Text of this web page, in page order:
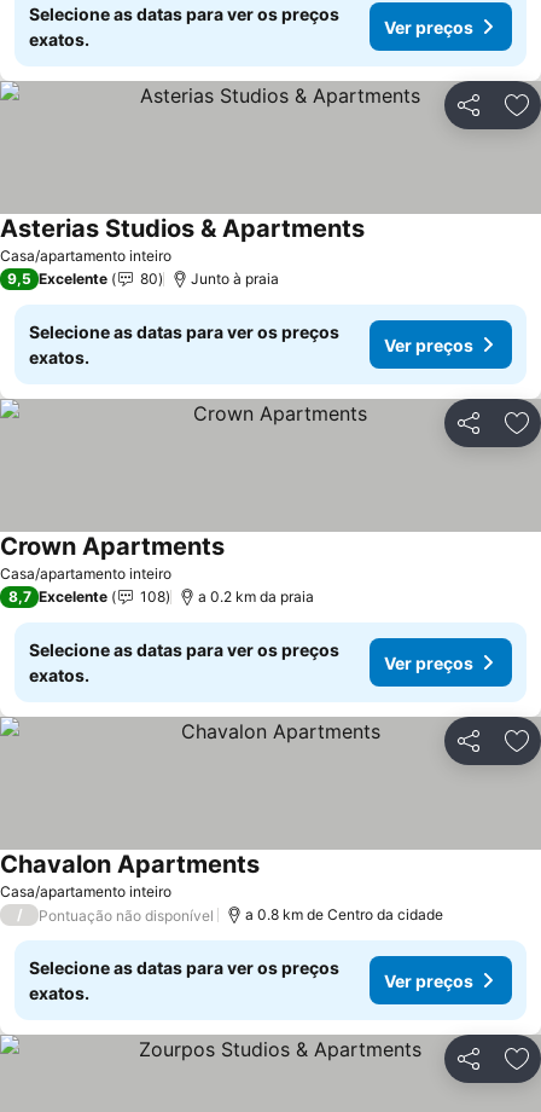
Selecione as datas para ver os preços
exatos.
Ver preços
Partilhar
Casa/apartamento inteiro
Asterias Studios & Apartments
9,5 Excelente 80 Junto à praia
Selecione as datas para ver os preços
exatos.
Ver preços
Partilhar
Casa/apartamento inteiro
Crown Apartments
8,7 Excelente 108 a 0.2 km da praia
Selecione as datas para ver os preços
exatos.
Ver preços
Partilhar
Casa/apartamento inteiro
Chavalon Apartments
/ Pontuação não disponível a 0.8 km de Centro da cidade
Selecione as datas para ver os preços
exatos.
Ver preços
Partilhar